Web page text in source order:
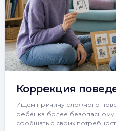
Коррекция
Ищем причину сложного
ребёнка более
сообщать о своих